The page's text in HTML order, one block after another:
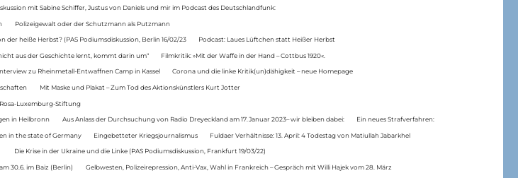
mit Sabine Schiffer, Justus von Daniels und mir im Podcast des Deutschlandfunk:
Polizeigewalt oder der Schutzmann als Putzmann
der heiße Herbst? (PAS Podiumsdiskussion, Berlin 16/02/23 Podcast: Laues Lüftchen statt Heißer Herbst
aus der Geschichte lernt, kommt darin um“ Filmkritik: »Mit der Waffe in der Hand – Cottbus 1920«.
zu Rheinmetall-Entwaffnen Camp in Kassel Corona und die linke Kritik(un)dähigkeit – neue Homepage
Mit Maske und Plakat – Zum Tod des Aktionskünstlers Kurt Jotter
Luxemburg-Stiftung
in Heilbronn Aus Anlass der Durchsuchung von Radio Dreyeckland am 17.Januar 2023– wir bleiben dabei: Ein neues Strafverfahren:
in the state of Germany Eingebetteter Kriegsjournalismus Fuldaer Verhältnisse: 13. April: 4 Todestag von Matiul­lah Jabarkhel
Die Krise in der Ukraine und die Linke (PAS Podiumsdiskussion, Frankfurt 19/03/22)
30.6. im Baiz (Berlin) Gelbwesten, Polizeirepression, Anti-Vax, Wahl in Frankreich – Gespräch mit Willi Hajek vom 28. März